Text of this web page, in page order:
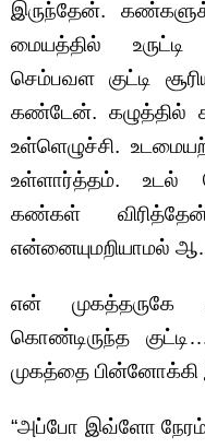
இருந்தேன்.
மையத்தில் உருட்டி
செம்பவள குட்டி
கண்டேன். கழுத்தில்
உள்ளெழுச்சி.
உள்ளார்த்தம். உடல்
கண்கள்
என்னையுமறியாமல்
என் முகத்தருகே
கொண்டிருந்த
முகத்தை பின்னோக்கி
“அப்போ இவ்ளோ